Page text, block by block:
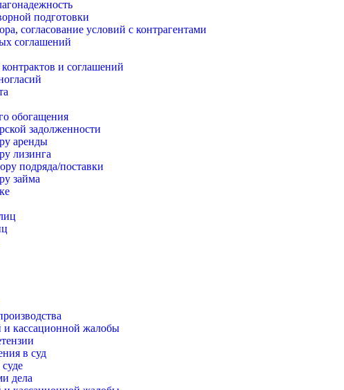
подготовки
согласование условий с контрагентами
соглашений
и соглашений
обогащения
задолженности
аренды
лизинга
подряда/поставки
займа
и кассационной жалобы
в суд
дела